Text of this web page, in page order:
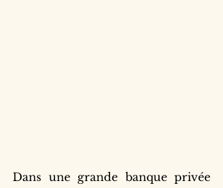
Dans une grande banque privée